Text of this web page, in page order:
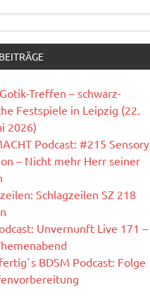
Treffen – schwarz-
Festspiele in Leipzig (22.
2026)
Podcast: #215 Sensory
– Nicht mehr Herr seiner
Schlagzeilen SZ 218
Unvernunft Live 171 –
BDSM Podcast: Folge